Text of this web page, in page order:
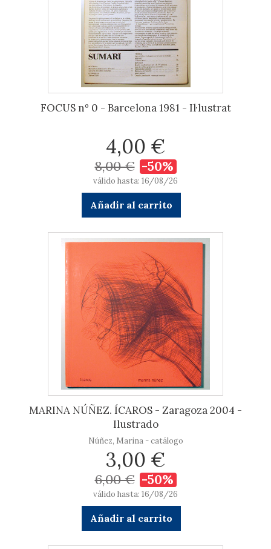
FOCUS nº 0 - Barcelona 1981 - Il·lustrat
4,00 €
8,00 € -50%
válido hasta: 16/08/26
Añadir al carrito
MARINA NÚÑEZ. ÍCAROS - Zaragoza 2004 -
Ilustrado
Núñez, Marina - catálogo
3,00 €
6,00 € -50%
válido hasta: 16/08/26
Añadir al carrito